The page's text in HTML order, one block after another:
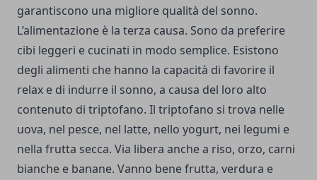
garantiscono una migliore qualità del sonno.
L’alimentazione è la terza causa. Sono da preferire
cibi leggeri e cucinati in modo semplice. Esistono
degli alimenti che hanno la capacità di favorire il
relax e di indurre il sonno, a causa del loro alto
contenuto di triptofano. Il triptofano si trova nelle
uova, nel pesce, nel latte, nello yogurt, nei legumi e
nella frutta secca. Via libera anche a riso, orzo, carni
bianche e banane. Vanno bene frutta, verdura e